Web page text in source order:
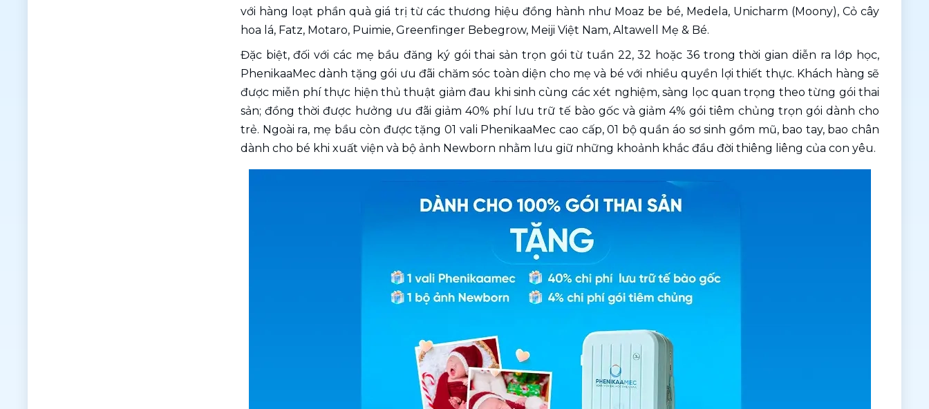
với hàng loạt phần quà giá trị từ các thương hiệu đồng hành như Moaz be bé, Medela, Unicharm (Moony), Cỏ cây
hoa lá, Fatz, Motaro, Puimie, Greenfinger Bebegrow, Meiji Việt Nam, Altawell Mẹ & Bé.
Đặc biệt, đối với các mẹ bầu đăng ký gói thai sản trọn gói từ tuần 22, 32 hoặc 36 trong thời gian diễn ra lớp học,
PhenikaaMec dành tặng gói ưu đãi chăm sóc toàn diện cho mẹ và bé với nhiều quyền lợi thiết thực. Khách hàng sẽ
được miễn phí thực hiện thủ thuật giảm đau khi sinh cùng các xét nghiệm, sàng lọc quan trọng theo từng gói thai
sản; đồng thời được hưởng ưu đãi giảm 40% phí lưu trữ tế bào gốc và giảm 4% gói tiêm chủng trọn gói dành cho
trẻ. Ngoài ra, mẹ bầu còn được tặng 01 vali PhenikaaMec cao cấp, 01 bộ quần áo sơ sinh gồm mũ, bao tay, bao chân
dành cho bé khi xuất viện và bộ ảnh Newborn nhằm lưu giữ những khoảnh khắc đầu đời thiêng liêng của con yêu.